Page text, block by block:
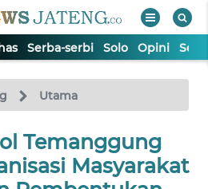
Serba-serbi Solo Opini
Utama
Temanggung
Masyarakat